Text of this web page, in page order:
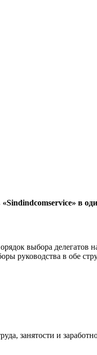
в
выбора делегатов на
руководства в обе
занятости и